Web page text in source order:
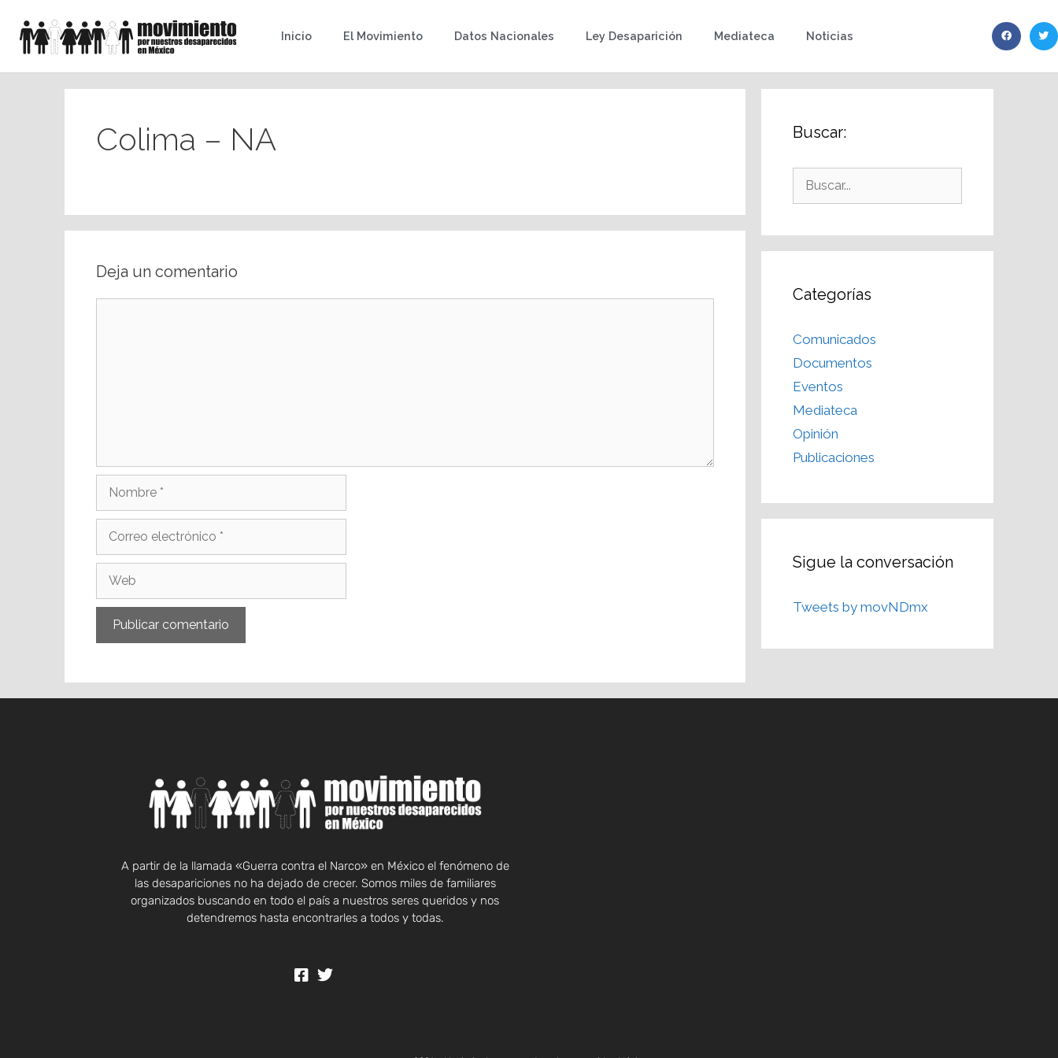
Inicio El Movimiento Datos Nacionales Ley Desaparición Mediateca Noticias
Colima – NA
Deja un comentario
Buscar:
Categorías
Comunicados
Documentos
Eventos
Mediateca
Opinión
Publicaciones
Sigue la conversación
Tweets by movNDmx
A partir de la llamada «Guerra contra el Narco» en México el fenómeno de
las desapariciones no ha dejado de crecer. Somos miles de familiares
organizados buscando en todo el país a nuestros seres queridos y nos
detendremos hasta encontrarles a todos y todas.